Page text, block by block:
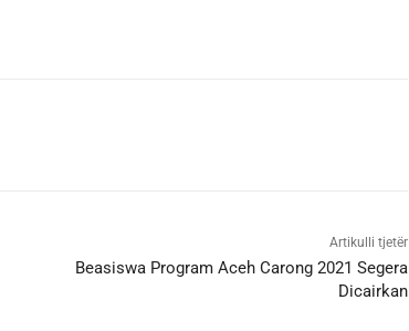
Artikulli tjetër
Beasiswa Program Aceh Carong 2021 Segera
Dicairkan